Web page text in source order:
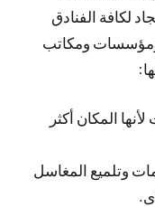
لكافة الفنادق
ومكاتب
المكان أكثر
وتلميع المغاسل